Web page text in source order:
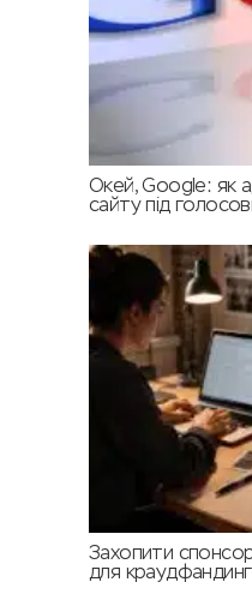
Окей, Google: як
сайту під
Захопити
для